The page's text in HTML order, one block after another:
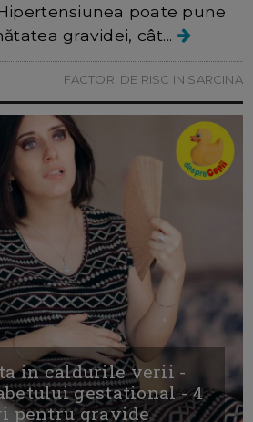
poate pune
gravidei, cât...
FACTORI DE RISC IN SARCINA
in caldurile verii -
gestational - 4
pentru gravide